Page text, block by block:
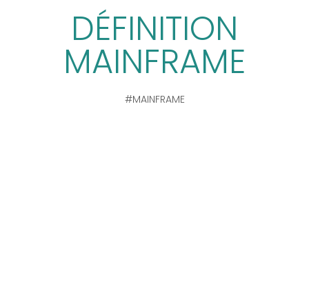
DÉFINITION
MAINFRAME
#MAINFRAME